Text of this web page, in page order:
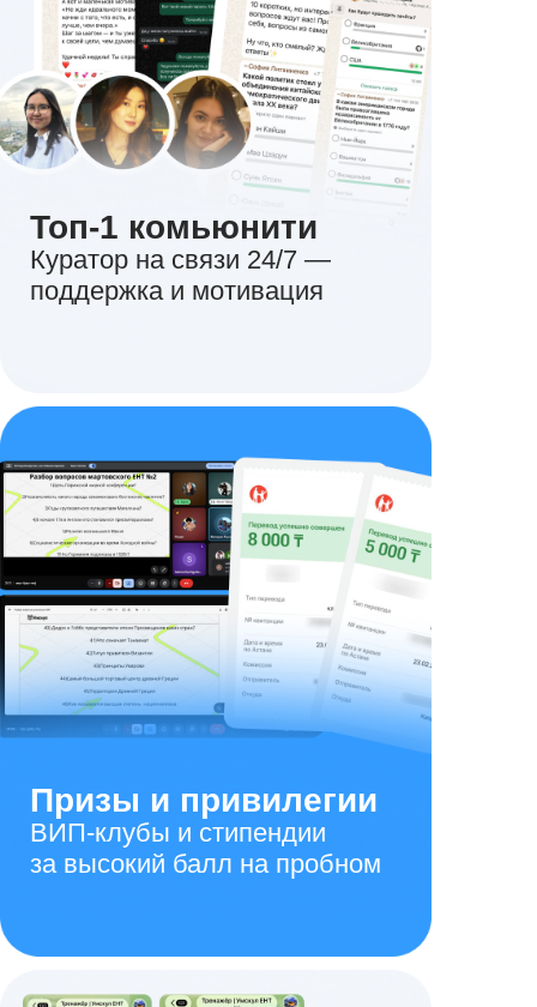
Топ-1 комьюнити
Куратор на связи 24/7 —
поддержка и мотивация
Призы и привилегии
ВИП-клубы и стипендии
за высокий балл на пробном